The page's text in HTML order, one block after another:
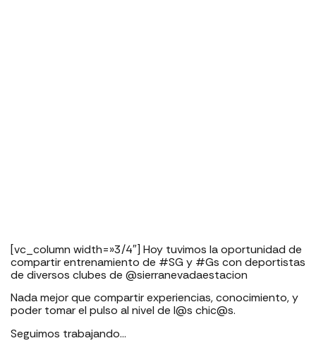
[vc_column width=»3/4″] Hoy tuvimos la oportunidad de
compartir entrenamiento de #SG y #Gs con deportistas
de diversos clubes de @sierranevadaestacion
Nada mejor que compartir experiencias, conocimiento, y
poder tomar el pulso al nivel de l@s chic@s.
Seguimos trabajando…